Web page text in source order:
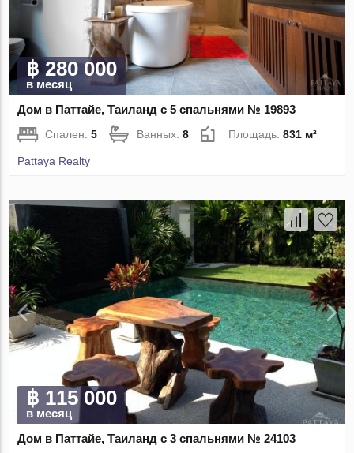
฿ 280 000
в месяц
Дом в Паттайе, Таиланд с 5 спальнями № 19893
Спален:5 Ванных:8 Площадь:831 м²
Pattaya Realty
฿ 115 000
в месяц
Дом в Паттайе, Таиланд с 3 спальнями № 24103